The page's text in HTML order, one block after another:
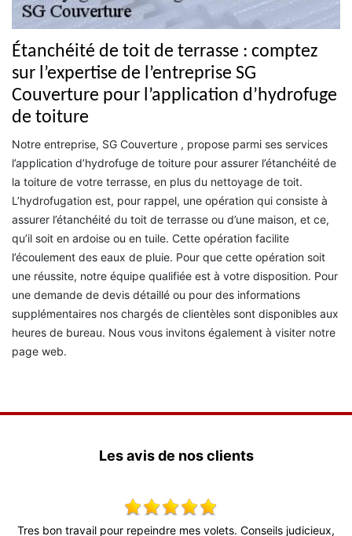
Étanchéité de toit de terrasse : comptez
sur l’expertise de l’entreprise SG
Couverture pour l’application d’hydrofuge
de toiture
Notre entreprise, SG Couverture , propose parmi ses services
l’application d’hydrofuge de toiture pour assurer l’étanchéité de
la toiture de votre terrasse, en plus du nettoyage de toit.
L’hydrofugation est, pour rappel, une opération qui consiste à
assurer l’étanchéité du toit de terrasse ou d’une maison, et ce,
qu’il soit en ardoise ou en tuile. Cette opération facilite
l’écoulement des eaux de pluie. Pour que cette opération soit
une réussite, notre équipe qualifiée est à votre disposition. Pour
une demande de devis détaillé ou pour des informations
supplémentaires nos chargés de clientèles sont disponibles aux
heures de bureau. Nous vous invitons également à visiter notre
page web.
Les avis de nos clients
Très bon relationnel, patron très actif et à l’écoute. Délais